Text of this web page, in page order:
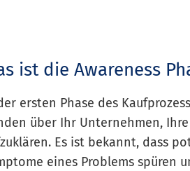
ist die Awareness
ersten Phase des
über Ihr Unternehmen,
Es ist bekannt, dass
eines Problems spüren